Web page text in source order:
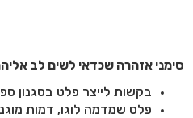
סימני אזהרה שכדאי לשים לב אליהם
בקשות לייצר פלט בסגנון
פלט שמדמה לוגו, דמות